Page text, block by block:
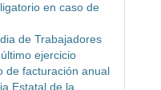
en caso de
de Trabajadores
ejercicio
de facturación anual
Estatal de la